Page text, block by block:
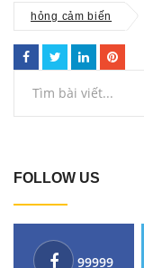
hỏng cảm biến
FOLLOW US
99999